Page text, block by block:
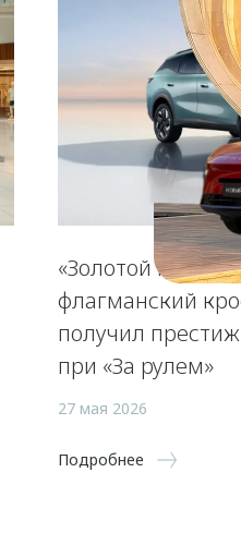
«Золотой
флагманский
получил
при «За рулем»
27 мая 2026
Подробнее